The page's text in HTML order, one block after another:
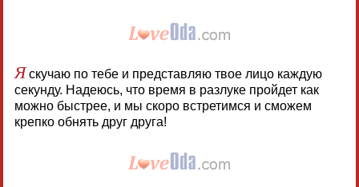
Яскучаю по тебе и представляю твое лицо каждую
секунду. Надеюсь, что время в разлуке пройдет как
можно быстрее, и мы скоро встретимся и сможем
крепко обнять друг друга!